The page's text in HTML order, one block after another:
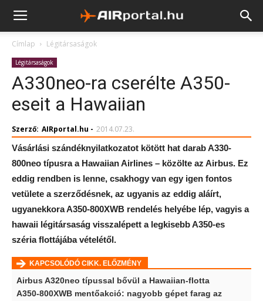
Címlap Légitársaságok
Légitársaságok
A330neo-ra cserélte A350-
eseit a Hawaiian
Szerző: AIRportal.hu - 2014.07.23.
Vásárlási szándéknyilatkozatot kötött hat darab A330-
800neo típusra a Hawaiian Airlines – közölte az Airbus. Ez
eddig rendben is lenne, csakhogy van egy igen fontos
vetülete a szerződésnek, az ugyanis az eddig aláírt,
ugyanekkora A350-800XWB rendelés helyébe lép, vagyis a
hawaii légitársaság visszalépett a legkisebb A350-es
széria flottájába vételétől.
KAPCSOLÓDÓ CIKK. ELŐZMÉNY
Airbus A320neo típussal bővül a Hawaiian-flotta
A350-800XWB mentőakció: nagyobb gépet farag az